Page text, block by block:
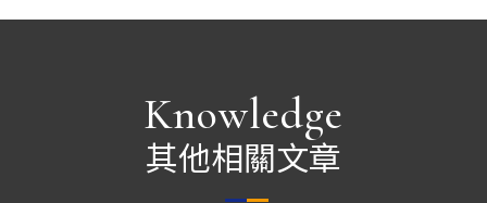
Knowledge
其他相關文章